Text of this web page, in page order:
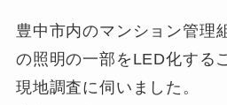
豊中市内のマンション管理
の照明の一部をLED化する
現地調査に伺いました。